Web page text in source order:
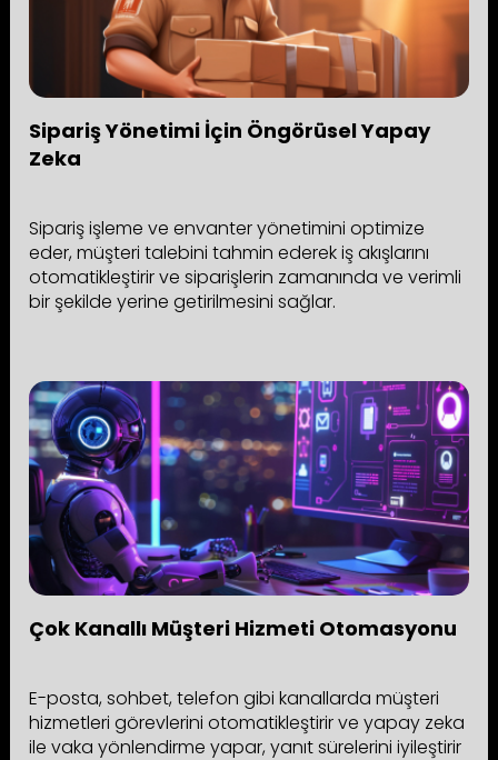
Sipariş Yönetimi İçin Öngörüsel Yapay
Zeka
Sipariş işleme ve envanter yönetimini optimize
eder, müşteri talebini tahmin ederek iş akışlarını
otomatikleştirir ve siparişlerin zamanında ve verimli
bir şekilde yerine getirilmesini sağlar.
Çok Kanallı Müşteri Hizmeti Otomasyonu
E-posta, sohbet, telefon gibi kanallarda müşteri
hizmetleri görevlerini otomatikleştirir ve yapay zeka
ile vaka yönlendirme yapar, yanıt sürelerini iyileştirir